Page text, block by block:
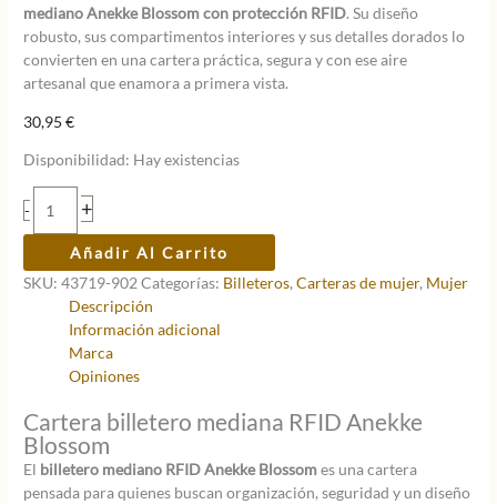
mediano Anekke Blossom con protección RFID. Su diseño
robusto, sus compartimentos interiores y sus detalles dorados lo
convierten en una cartera práctica, segura y con ese aire
artesanal que enamora a primera vista.
30,95€
Disponibilidad: Hay existencias
-
Billetero
mediano
Anekke
Blossom
cantidad
+
Añadir Al Carrito
SKU:43719-902Categorías: Billeteros,Carteras de mujer, Mujer
Descripción
Información adicional
Marca
Opiniones
Cartera billetero mediana RFID Anekke
Blossom
El billetero mediano RFID Anekke Blossomes una cartera
pensada para quienes buscan organización, seguridad y un diseño